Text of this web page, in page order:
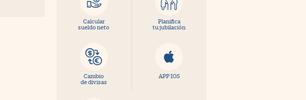
Calcular
sueldo neto
Planifica
tu jubilación
Cambio
de divisas
APP IOS